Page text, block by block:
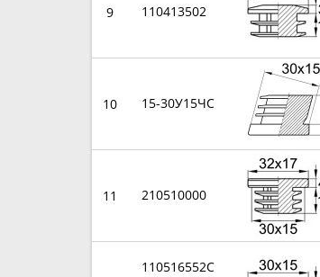
9 110413502
10 15-30У15ЧС
11 210510000
110516552C